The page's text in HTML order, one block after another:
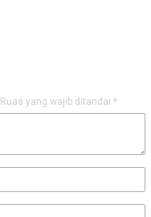
Ruas yang wajib ditandai *